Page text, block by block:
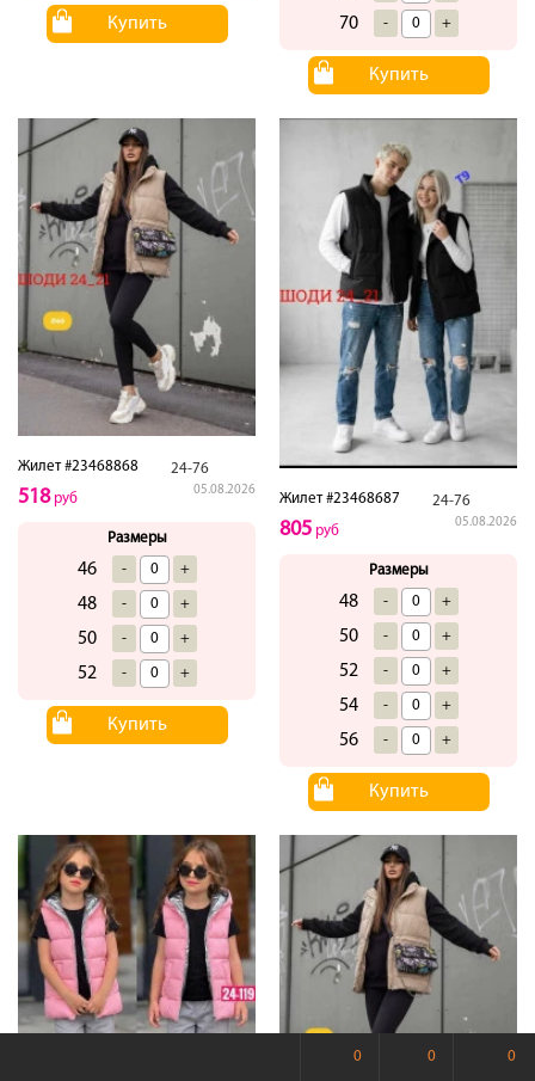
Купить 70 - +
Купить
Жилет #23468868 24-76
05.08.2026
518руб
Размеры
46 - +
48 - +
50 - +
52 - +
Купить
Жилет #23468687 24-76
05.08.2026
805 руб
Размеры
48 - +
50 - +
52 - +
54 - +
56 - +
Купить
0 0 0